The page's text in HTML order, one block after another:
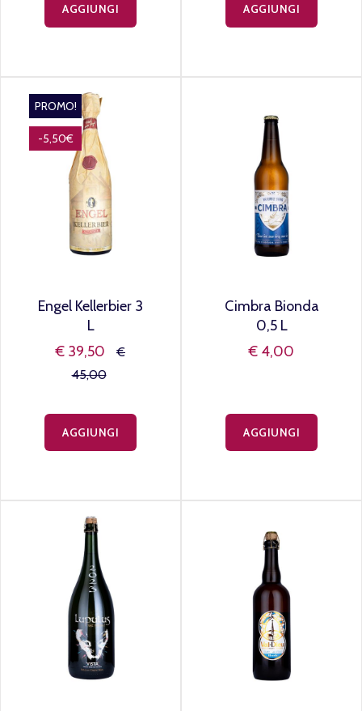
AGGIUNGI AGGIUNGI
PROMO!
-5,50€
Engel Kellerbier 3
L
€ 39,50
€
45,00
AGGIUNGI
Cimbra Bionda
0,5 L
€ 4,00
AGGIUNGI